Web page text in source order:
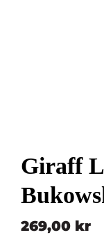
Giraff
269,00 kr